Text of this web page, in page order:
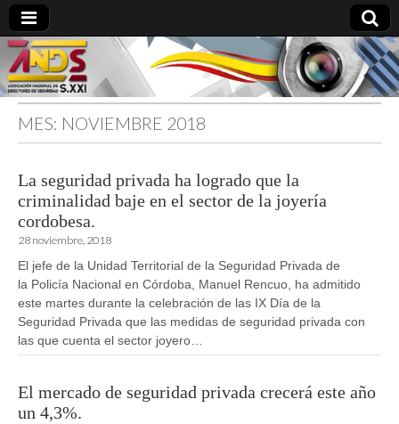
MES: NOVIEMBRE 2018
La seguridad privada ha logrado que la
criminalidad baje en el sector de la joyería
cordobesa.
28 noviembre, 2018
El jefe de la Unidad Territorial de la Seguridad Privada de
la Policía Nacional en Córdoba, Manuel Rencuo, ha admitido
este martes durante la celebración de las IX Día de la
Seguridad Privada que las medidas de seguridad privada con
las que cuenta el sector joyero…
El mercado de seguridad privada crecerá este año
un 4,3%.